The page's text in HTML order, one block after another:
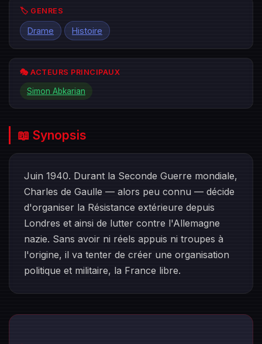
🏷️ GENRES
Drame Histoire
🎭 ACTEURS PRINCIPAUX
Simon Abkarian
📖 Synopsis
Juin 1940. Durant la Seconde Guerre mondiale,
Charles de Gaulle — alors peu connu — décide
d'organiser la Résistance extérieure depuis
Londres et ainsi de lutter contre l'Allemagne
nazie. Sans avoir ni réels appuis ni troupes à
l'origine, il va tenter de créer une organisation
politique et militaire, la France libre.